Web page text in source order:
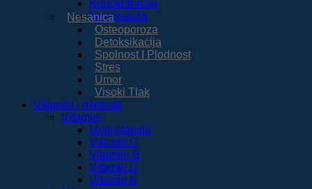
Koncentracija
Menopauza
Nesanica
Osteoporoza
Detoksikacija
Spolnost I Plodnost
Stres
Umor
Visoki Tlak
Vitamini i minerali
Vitamini
Multivitamini
Vitamin C
Vitamini B
Vitamin D
Vitamin K